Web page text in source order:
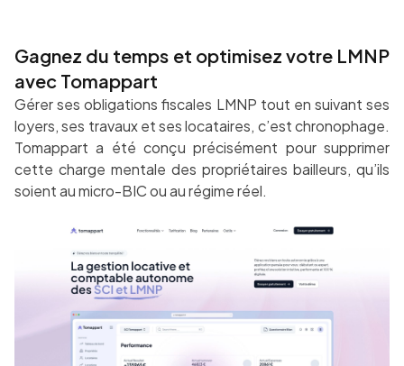
Gagnez du temps et optimisez votre LMNP
avec Tomappart
Gérer ses obligations fiscales LMNP tout en suivant ses
loyers, ses travaux et ses locataires, c’est chronophage.
Tomappart a été conçu précisément pour supprimer
cette charge mentale des propriétaires bailleurs, qu’ils
soient au micro-BIC ou au régime réel.